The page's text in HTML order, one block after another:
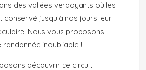
des vallées verdoyants où les
conservé jusqu’à nos jours leur
Nous vous proposons
inoubliable !!!
découvrir ce circuit